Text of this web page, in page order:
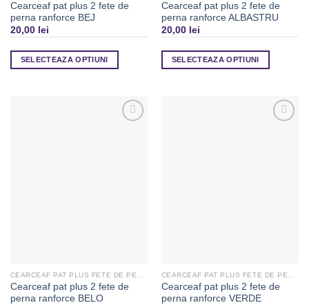
Cearceaf pat plus 2 fete de
perna ranforce BEJ
20,00 lei
SELECTEAZA OPTIUNI
Cearceaf pat plus 2 fete de
perna ranforce ALBASTRU
20,00 lei
SELECTEAZA OPTIUNI
Cearceaf pat plus 2 fete de
perna ranforce BELO
Cearceaf pat plus 2 fete de
perna ranforce VERDE